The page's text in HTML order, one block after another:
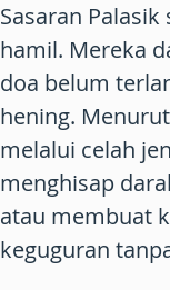
Sasaran
hamil. Mereka
doa belum
hening.
melalui celah
menghisap
atau membuat
keguguran